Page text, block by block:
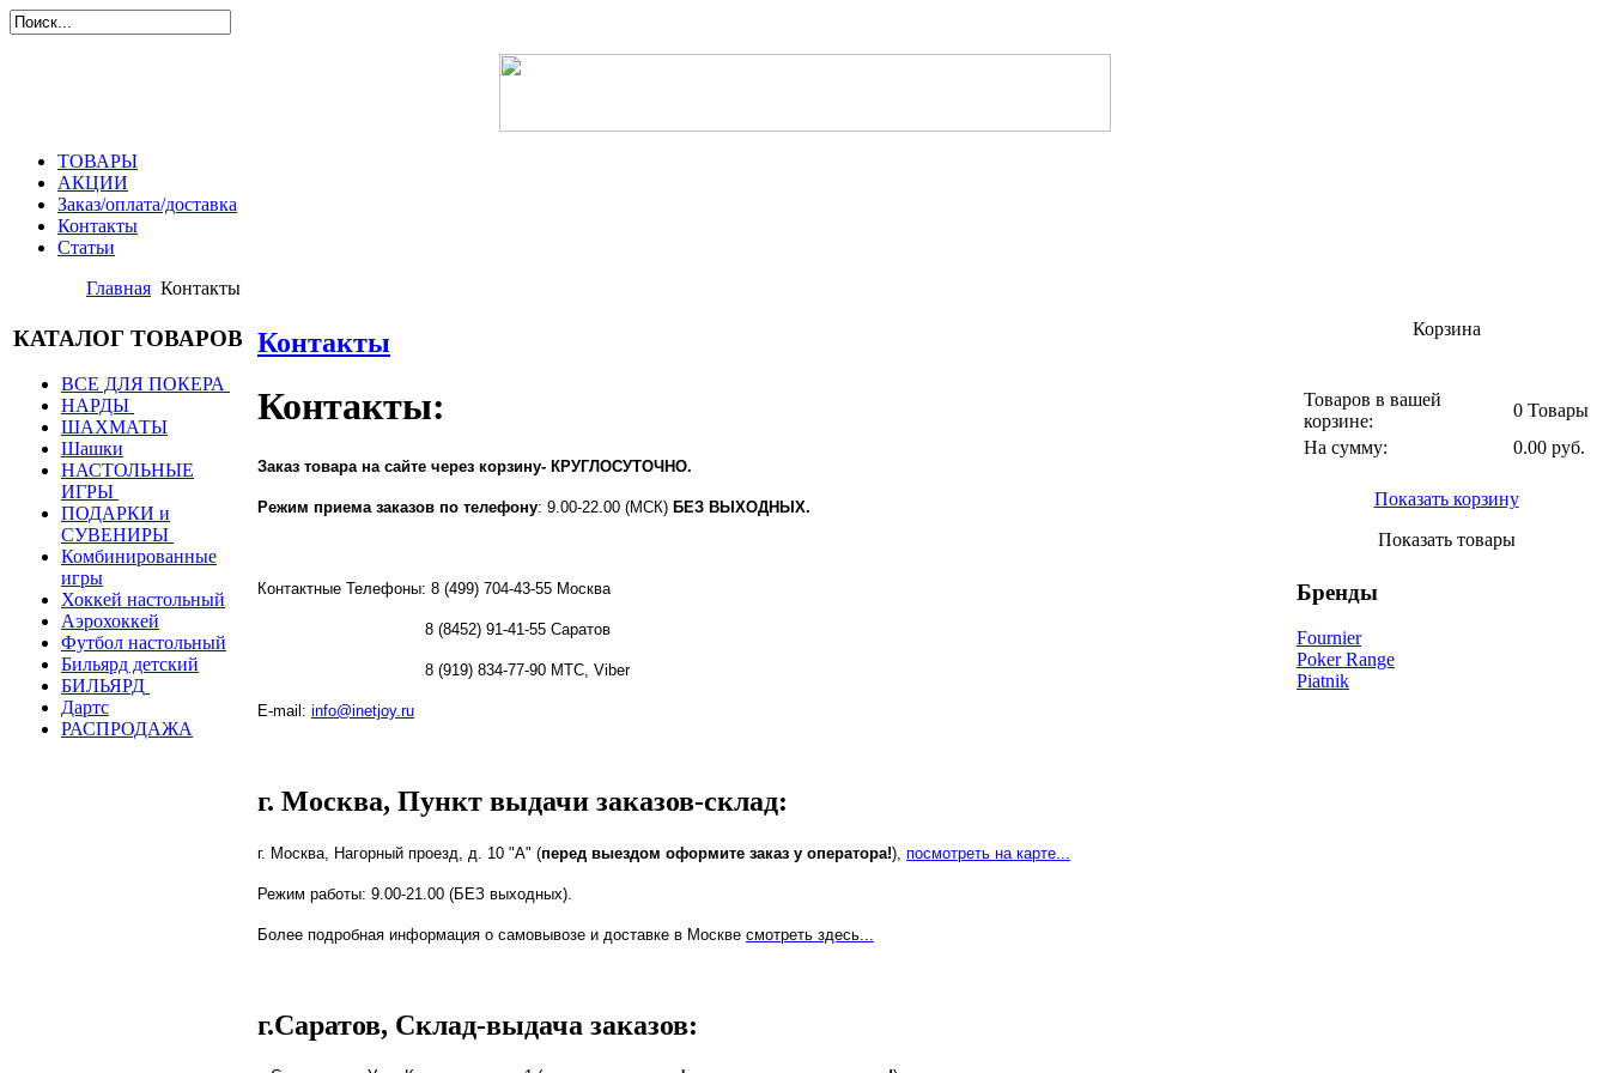
ТОВАРЫ
АКЦИИ
Заказ/оплата/доставка
Контакты
Статьи
Главная Контакты
КАТАЛОГ ТОВАРОВ
ВСЕ ДЛЯ ПОКЕРА
НАРДЫ
ШАХМАТЫ
Шашки
НАСТОЛЬНЫЕ
ИГРЫ
ПОДАРКИ и
СУВЕНИРЫ
Комбинированные
игры
Хоккей настольный
Аэрохоккей
Футбол настольный
Бильярд детский
БИЛЬЯРД
Дартс
РАСПРОДАЖА
Контакты
Контакты:
Заказ товара на сайте через корзину- КРУГЛОСУТОЧНО.
Режим приема заказов по телефону: 9.00-22.00 (МСК) БЕЗ ВЫХОДНЫХ.
Контактные Телефоны: 8 (499) 704-43-55 Москва
8 (8452) 91-41-55 Саратов
8 (919) 834-77-90 МТС, Viber
E-mail: info@inetjoy.ru
г. Москва, Пункт выдачи заказов-склад:
г. Москва, Нагорный проезд, д. 10 "А" (перед выездом оформите заказ у оператора!), посмотреть на карте...
Режим работы: 9.00-21.00 (БЕЗ выходных).
Более подробная информация о самовывозе и доставке в Москве смотреть здесь...
г.Саратов, Склад-выдача заказов:
Корзина
Товаров в вашей
корзине:
0 Товары
На сумму:
0.00 руб.
Показать корзину
Показать товары
Бренды
Fournier
Poker Range
Piatnik